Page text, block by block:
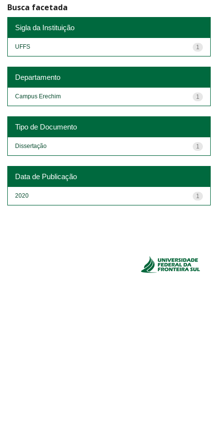
Busca facetada
Sigla da Instituição
1
UFFS
Departamento
1
Campus Erechim
Tipo de Documento
1
Dissertação
Data de Publicação
1
2020